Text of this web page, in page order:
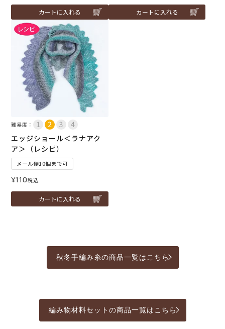
カートに入れる カートに入れる
難易度：
エッジショール＜ラナアク
ア＞（レシピ）
メール便10個まで可
¥110税込
カートに入れる
秋冬手編み糸の商品一覧はこちら
編み物材料セットの商品一覧はこちら